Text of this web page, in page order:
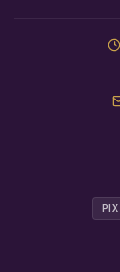
PIX